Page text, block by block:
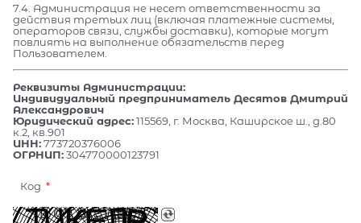
7.4. Администрация не несет ответственности за
действия третьих лиц (включая платежные системы,
операторов связи, службы доставки), которые могут
повлиять на выполнение обязательств перед
Пользователем.
Реквизиты Администрации:
Индивидуальный предприниматель Десятов Дмитрий
Александрович
Юридический адрес:115569, г. Москва, Каширское ш., д.80
к.2, кв.901
ИНН:773720376006
ОГРНИП:304770000123791
Код